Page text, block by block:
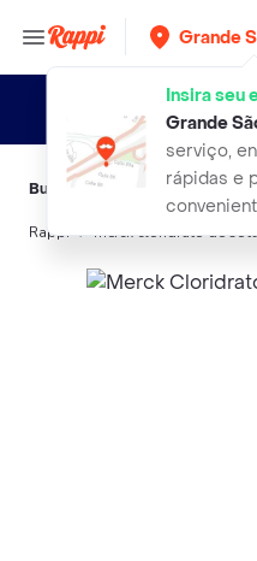
Grande
Insira seu
Grande
serviço,
rápidas e
Buscas relacionadas:
Rappi merck cloridrato de